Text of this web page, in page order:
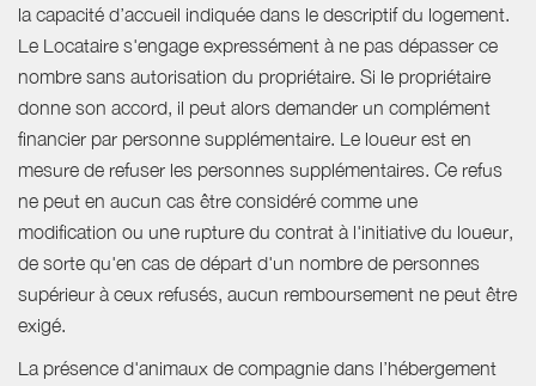
la capacité d’accueil indiquée dans le descriptif du logement.
Le Locataire s'engage expressément à ne pas dépasser ce
nombre sans autorisation du propriétaire. Si le propriétaire
donne son accord, il peut alors demander un complément
financier par personne supplémentaire. Le loueur est en
mesure de refuser les personnes supplémentaires. Ce refus
ne peut en aucun cas être considéré comme une
modification ou une rupture du contrat à l'initiative du loueur,
de sorte qu'en cas de départ d'un nombre de personnes
supérieur à ceux refusés, aucun remboursement ne peut être
exigé.
La présence d'animaux de compagnie dans l’hébergement